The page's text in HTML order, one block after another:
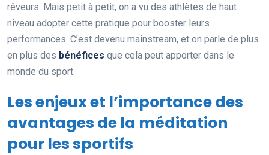
rêveurs. Mais petit à petit, on a vu des athlètes de haut
niveau adopter cette pratique pour booster leurs
performances. C’est devenu mainstream, et on parle de plus
en plus des bénéfices que cela peut apporter dans le
monde du sport.
Les enjeux et l’importance des
avantages de la méditation
pour les sportifs